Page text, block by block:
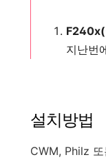
F240x(
지난번
설치방법
CWM, Philz